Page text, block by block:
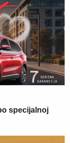
specijalnoj